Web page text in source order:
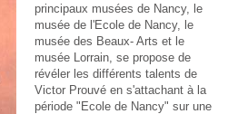
principaux musées de Nancy, le
musée de l'Ecole de Nancy, le
musée des Beaux- Arts et le
musée Lorrain, se propose de
révéler les différents talents de
Victor Prouvé en s'attachant à la
période "Ecole de Nancy" sur une